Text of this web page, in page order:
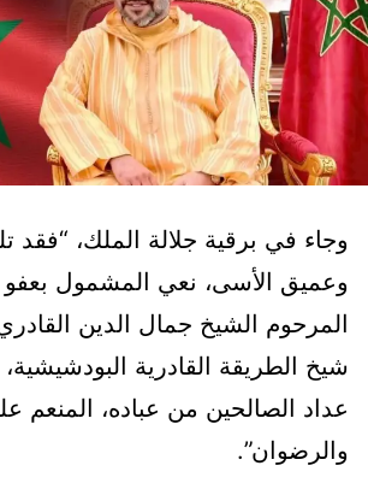
وجاء في برقية جلالة الملك، “فقد
وعميق الأسى، نعي المشمول بعفو
المرحوم الشيخ جمال الدين
شيخ الطريقة القادرية البودشيشية،
عداد الصالحين من عباده، المنعم
والرضوان”.